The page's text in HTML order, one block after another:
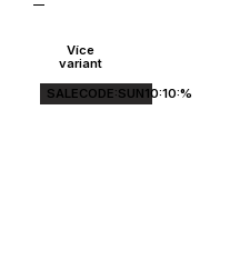
Více
variant
SALECODE:SUN10:10:%